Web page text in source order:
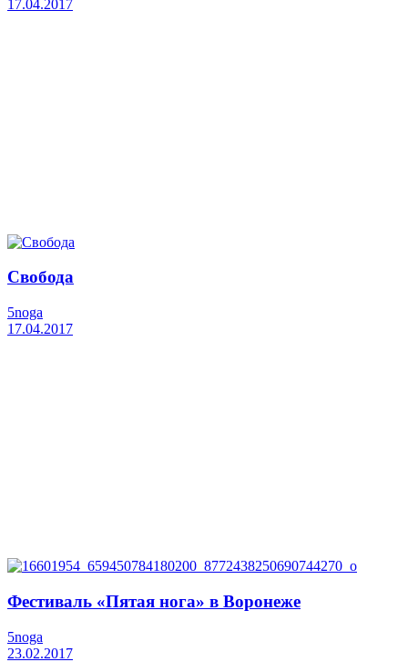
17.04.2017
Свобода
5noga
17.04.2017
Фестиваль «Пятая нога» в Воронеже
5noga
23.02.2017